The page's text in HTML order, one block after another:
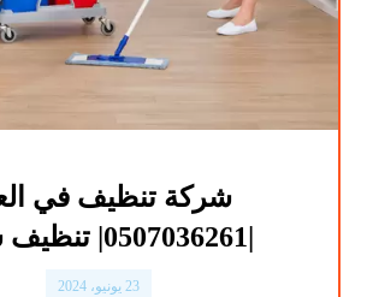
شركة تنظيف في
23 يونيو، 2024